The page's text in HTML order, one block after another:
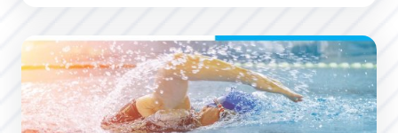
École Municipale de Natation